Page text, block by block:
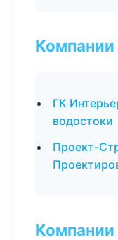
Компании
ГК
водостоки
Проект-